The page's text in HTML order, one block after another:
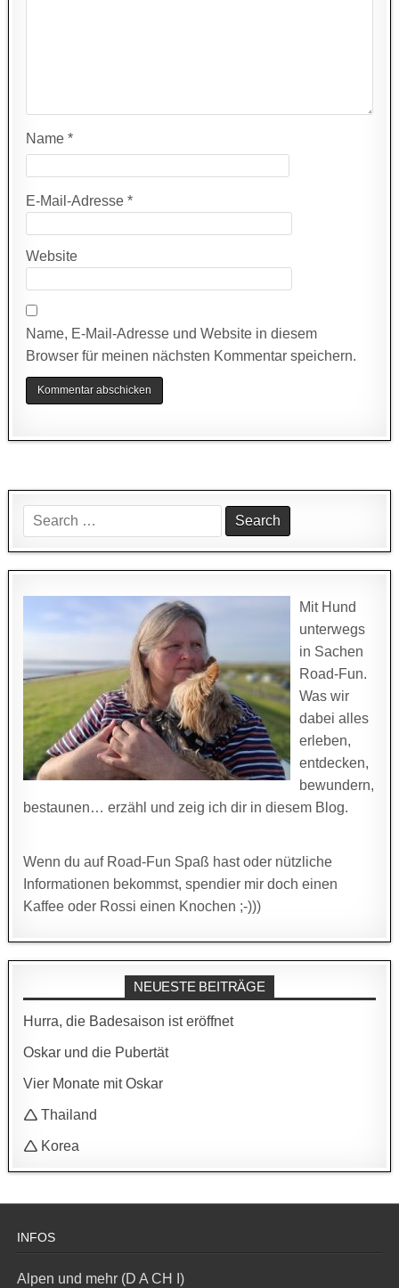
Name*
E-Mail-Adresse*
Website
Name, E-Mail-Adresse und Website in diesem
Browser für meinen nächsten Kommentar speichern.
Search
for:
Mit Hund
unterwegs
in Sachen
Road-Fun.
Was wir
dabei alles
erleben,
entdecken,
bewundern,
bestaunen… erzähl und zeig ich dir in diesem Blog.
Wenn du auf Road-Fun Spaß hast oder nützliche
Informationen bekommst, spendier mir doch einen
Kaffee oder Rossi einen Knochen ;-)))
NEUESTE BEITRÄGE
Hurra, die Badesaison ist eröffnet
Oskar und die Pubertät
Vier Monate mit Oskar
🛆 Thailand
🛆 Korea
INFOS
Alpen und mehr (D A CH I)